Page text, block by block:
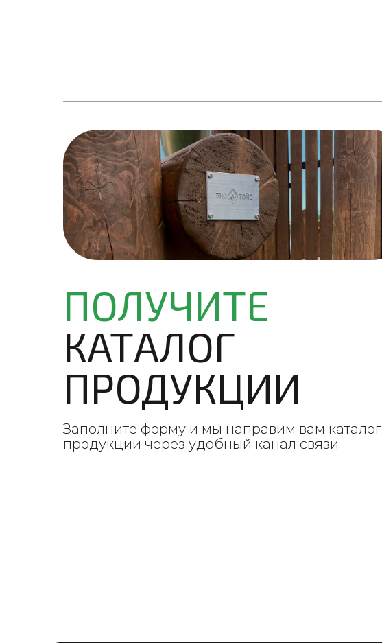
Заполните форму и мы направим вам каталог
продукции через удобный канал связи
ПОЛУЧИТЕ
КАТАЛОГ
ПРОДУКЦИИ